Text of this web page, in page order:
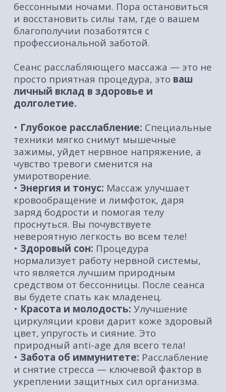
умиротворение.
•Энергия и тонус:Массаж улучшает
кровообращение и лимфоток, даря
заряд бодрости и помогая телу
проснуться. Вы почувствуете
Здоровый сон: Процедура
нормализует работу нервной системы,
что является лучшим природным
средством от бессонницы. После сеанса
вы будете спать как младенец.
•Красота и молодость:
цвет, упругость и сияние. Это
природный anti-age для всего тела!
Забота об иммунитете: Расслабление
и снятие стресса — ключевой фактор в
укреплении защитных сил организма.
Почему клиенты выбирают нас?
•Мастера с волшебными руками:наши
специалисты имеют большой опыт и
знают анатомию, чтобы работать с
причиной неприятных ощущений, а не с
симптомами.
•Авторские методики:мы используем
комбинацию техник для максимального
эффекта.
•Атмосфера полного погружения:
приглушенный свет, умиротворяющая
музыка, натуральные масла и ароматы
— каждая деталь нацелена на ваше
глубокое расслабление.
Индивидуальный подход:мы
подберем программу именно под
запросы вашего тела.
Всего один сеанс творит чудеса, но
истинная магия раскрывается при
системном подходе. Регулярный
массаж — это профилактика болезней